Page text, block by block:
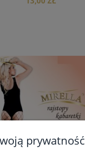
do koszyka
prywatność